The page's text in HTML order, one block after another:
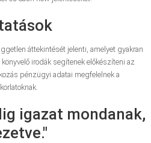
áttekintését jelenti, amelyet gyakran
irodák segítenek előkészíteni az
pénzügyi adatai megfelelnek a
igazat mondanak,